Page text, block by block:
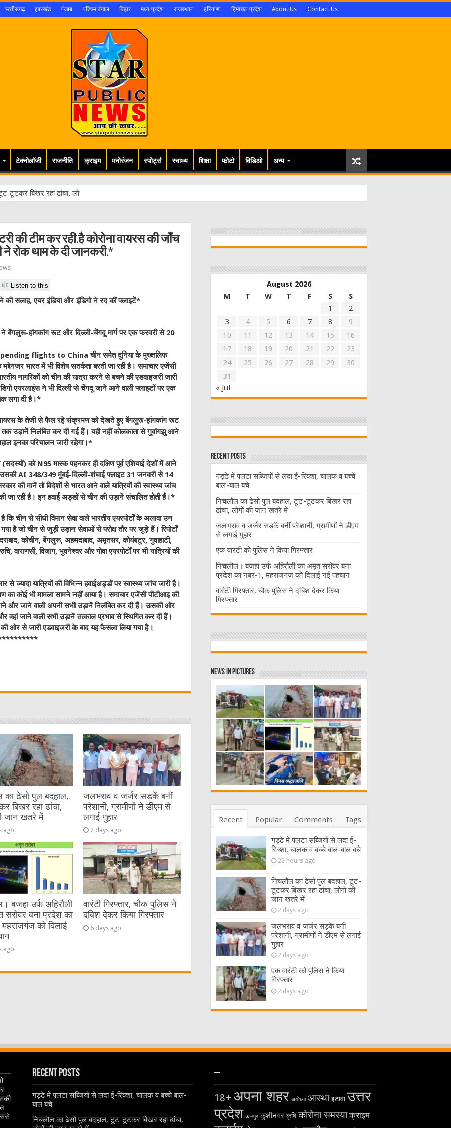
छत्तीसगढ़ झारखंड पंजाब पश्चिम बंगाल बिहार मध्य प्रदेश राजस्थान हरियाणा हिमाचल प्रदेश About Us Contact Us
टेक्नोलॉजी राजनीति क्राइम मनोरंजन स्पोर्ट्स स्वाथ्य शिक्षा फोटो विडिओ अन्य
टूटकर बिखर रहा ढांचा, लोगों की जान खतरे मे
की टीम कर रही.है कोरोना वायरस की जाँच
ने रोक थाम के दी जानकरी.*
Listen to this
की सलाह, एयर इंडिया और इंडिगो ने रद कीं फ्लाइटें*
हांगकांग रूट और दिल्ली-चेंगदू मार्ग पर एक फरवरी से 20
flights to China चीन समेत दुनिया के मुख्‍तलिफ
भारत में भी विशेष सतर्कता बरती जा रही है। समाचार एजेंसी
नागरिकों को चीन की यात्रा करने से बचने की एडवाइजरी जारी
एयरलाइंस ने भी दिल्‍ली से चेंगदू जाने आने वाली फ्लाइटों पर एक
लगा दी है।*
वायरस के तेजी से फैल रहे संक्रमण को देखते हुए बेंगलुरू-हांगकांग रूट
उड़ानें निलंबित कर दी गई हैं। यही नहीं कोलकाता से गुवांगझु आने
इनका परिचालन जारी रहेगा।*
को N95 मास्‍क पहनकर ही दक्षिण पूर्व एशियाई देशों में आने
उसकी AI 348/349 मुंबई-दिल्‍ली-शंघाई फ्लाइट 31 जनवरी से 14
की मानें तो विदेशों से भारत आने वाले यात्रियों की स्‍वास्‍थ्‍य जांच
जा रही है। इन हवाई अड्डों से चीन की उड़ानें संचालित होती हैं।*
चीन से सीधी विमान सेवा वाले भारतीय एयरपोर्टों के अलावा उन
है जो चीन से जुड़ी उड़ान सेवाओं से परोक्ष तौर पर जुड़े हैं। रिपोर्टों
कोचीन, बेंगलुरू, अहमदाबाद, अमृतसर, कोयंबटूर, गुवाहाटी,
विजाग, भुवनेश्वर और गोवा एयरपोर्टों पर भी यात्रियों की
ज्‍यादा यात्रियों की विभिन्न हवाईअड्डों पर स्‍वास्‍थ्‍य जांच जारी है।
कोई भी मामला सामने नहीं आया है। समाचार एजेंसी पीटीआइ की
और जाने वाली अपनी सभी उड़ानें निलंबित कर दी हैं। उसकी ओर
जाने वाली सभी उड़ानें तत्काल प्रभाव से स्थिगित कर दी हैं।
ओर से जारी एडवाइजरी के बाद यह फैसला लिया गया है।
का ढेसो पुल बदहाल,
बिखर रहा ढांचा,
जान खतरे में
ago
जलभराव व जर्जर सड़कें बनीं
परेशानी, ग्रामीणों ने डीएम से
लगाई गुहार
2 days ago
बजहा उर्फ अहिरौली
सरोवर बना प्रदेश का
को दिलाई
ago
वारंटी गिरफ्तार, चौक पुलिस ने
दबिश देकर किया गिरफ्तार
6 days ago
August 2026
M
T W T F S
S
1
2
3
4 5 6 7 8
9
10
11 12 13 14 15
16
17
18 19 20 21 22
23
24
25 26 27 28 29
30
31
« Jul
Recent Posts
गड्ढे में पलटा सब्जियों से लदा ई-रिक्शा, चालक व बच्चे
बाल-बाल बचे
निचलौल का ढेसो पुल बदहाल, टूट-टूटकर बिखर रहा
ढांचा, लोगों की जान खतरे में
जलभराव व जर्जर सड़कें बनीं परेशानी, ग्रामीणों ने डीएम
से लगाई गुहार
एक वारंटी को पुलिस ने किया गिरफ्तार
निचलौल। बजहा उर्फ अहिरौली का अमृत सरोवर बना
प्रदेश का नंबर-1, महराजगंज को दिलाई नई पहचान
वारंटी गिरफ्तार, चौक पुलिस ने दबिश देकर किया
गिरफ्तार
News in Pictures
Recent Popular Comments Tags
गड्ढे में पलटा सब्जियों से लदा ई-
रिक्शा, चालक व बच्चे बाल-बाल बचे
22 hours ago
निचलौल का ढेसो पुल बदहाल, टूट-
टूटकर बिखर रहा ढांचा, लोगों की
जान खतरे में
2 days ago
जलभराव व जर्जर सड़कें बनीं
परेशानी, ग्रामीणों ने डीएम से लगाई
गुहार
2 days ago
एक वारंटी को पुलिस ने किया
गिरफ्तार
2 days ago
Recent Posts
गड्ढे में पलटा सब्जियों से लदा ई-रिक्शा, चालक व बच्चे बाल-
बाल बचे
निचलौल का ढेसो पुल बदहाल, टूट-टूटकर बिखर रहा ढांचा,
–
18+ अपना शहर अयोध्या आस्था इटावा उत्तर
प्रदेश कानपुर कुशीनगर कृषि कोरोना समस्या क्राइम